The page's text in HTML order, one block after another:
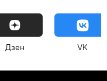
Дзен VK